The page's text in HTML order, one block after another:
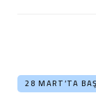
28 MART’TA